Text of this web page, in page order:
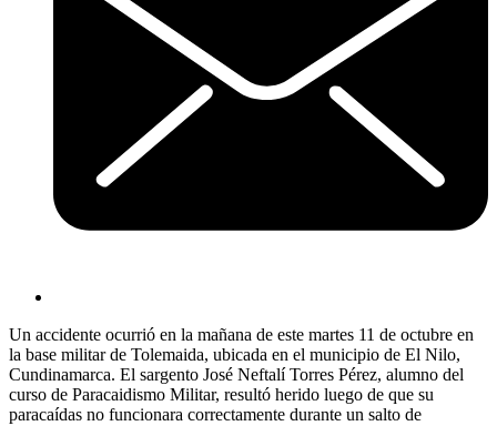
Un accidente ocurrió en la mañana de este martes 11 de octubre en
la base militar de Tolemaida, ubicada en el municipio de El Nilo,
Cundinamarca. El sargento José Neftalí Torres Pérez, alumno del
curso de Paracaidismo Militar, resultó herido luego de que su
paracaídas no funcionara correctamente durante un salto de